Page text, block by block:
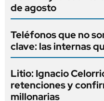
de agosto
Teléfonos que no
clave: las internas
Litio: Ignacio
retenciones y
millonarias